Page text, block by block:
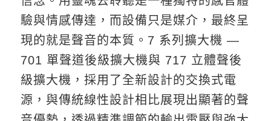
驗與情感傳達，而設備只是媒介，最終呈
現的就是聲音的本質。7 系列擴大機 —
701 單聲道後級擴大機與 717 立體聲後
級擴大機，採用了全新設計的交換式電
源，與傳統線性設計相比展現出顯著的聲